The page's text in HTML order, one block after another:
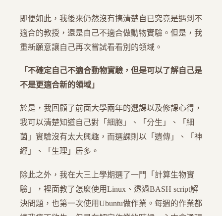
即便如此，我後來仍然沒有搞清楚自已究竟是遇到不
適合的教授，還是自己不適合做動物實驗。但是，我
重新願意讓自己再次嘗試看看別的領域。
「不確定自己不適合動物實驗，但是可以了解自己是
不是更適合新的領域」
於是，我回顧了前面大學兩年的選課以及修課心得，
我可以清楚知道自己對「細胞」、「分生」、「細
菌」實驗沒有太大興趣，而選課則以「遺傳」、「神
經」、「生理」居多。
除此之外，我在大三上學期選了一門「計算生物實
驗」，裡面教了怎麼使用Linux、透過BASH script解
決問題，也第一次使用Ubuntu做作業。每週的作業都